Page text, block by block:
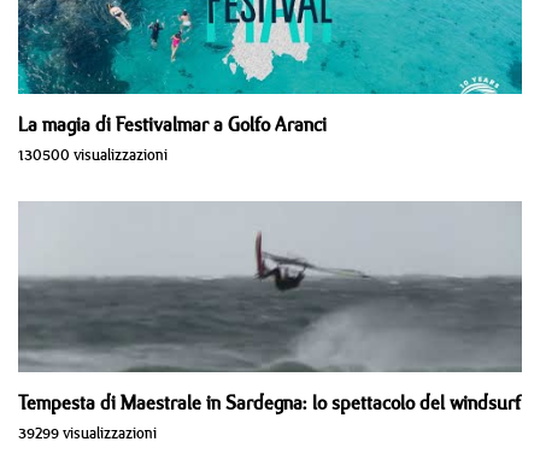
La magia di Festivalmar a Golfo Aranci
130500 visualizzazioni
Tempesta di Maestrale in Sardegna: lo spettacolo del windsurf
39299 visualizzazioni